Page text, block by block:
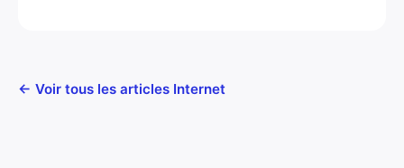
← Voir tous les articles Internet